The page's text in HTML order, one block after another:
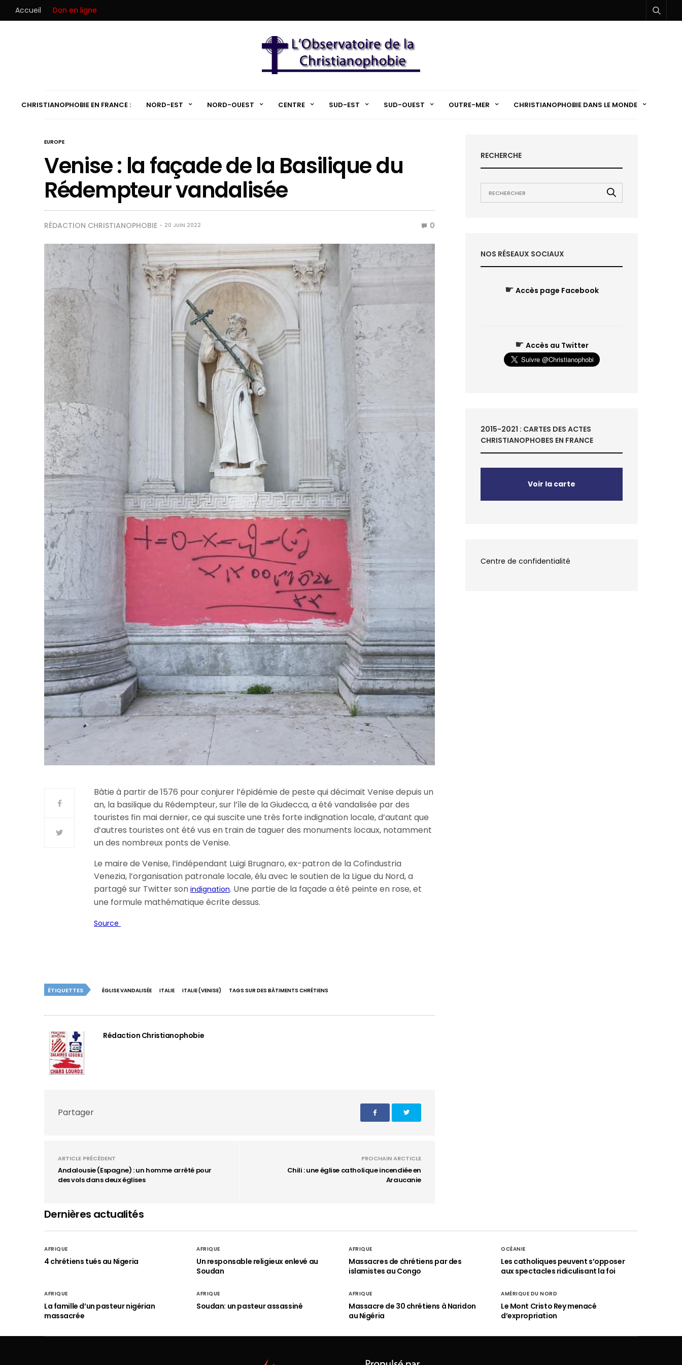
Accueil Don en ligne
CHRISTIANOPHOBIE EN FRANCE : NORD-EST NORD-OUEST CENTRE SUD-EST SUD-OUEST OUTRE-MER CHRISTIANOPHOBIE DANS LE MONDE
EUROPE
Venise : la façade de la Basilique du
Rédempteur vandalisée
RÉDACTION CHRISTIANOPHOBIE 20 JUIN 2022 0
Bâtie à partir de 1576 pour conjurer l’épidémie de peste qui décimait Venise depuis un
an, la basilique du Rédempteur, sur l’île de la Giudecca, a été vandalisée par des
touristes fin mai dernier, ce qui suscite une très forte indignation locale, d’autant que
d’autres touristes ont été vus en train de taguer des monuments locaux, notamment
un des nombreux ponts de Venise.
Le maire de Venise, l’indépendant Luigi Brugnaro, ex-patron de la Cofindustria
Venezia, l’organisation patronale locale, élu avec le soutien de la Ligue du Nord, a
partagé sur Twitter sonindignation. Une partie de la façade a été peinte en rose, et
une formule mathématique écrite dessus.
Source
ÉTIQUETTES ÉGLISE VANDALISÉE ITALIE ITALIE (VENISE) TAGS SUR DES BÂTIMENTS CHRÉTIENS
Rédaction Christianophobie
Partager
ARTICLE PRÉCÉDENT
Andalousie (Espagne) : un homme arrêté pour
des vols dans deux églises
PROCHAIN ARCTICLE
Chili : une église catholique incendiée en
Araucanie
RECHERCHE
NOS RÉSEAUX SOCIAUX
☛ Accès page Facebook
☛ Accès au Twitter
2015-2021 : CARTES DES ACTES
CHRISTIANOPHOBES EN FRANCE
Voir la carte
Centre de confidentialité
Dernières actualités
AFRIQUE
4 chrétiens tués au Nigeria
AFRIQUE
Un responsable religieux enlevé au
Soudan
AFRIQUE
Massacres de chrétiens par des
islamistes au Congo
OCÉANIE
Les catholiques peuvent s’opposer
aux spectacles ridiculisant la foi
AFRIQUE
La famille d’un pasteur nigérian
massacrée
AFRIQUE
Soudan: un pasteur assassiné
AFRIQUE
Massacre de 30 chrétiens à Naridon
au Nigéria
AMÉRIQUE DU NORD
Le Mont Cristo Rey menacé
d’expropriation